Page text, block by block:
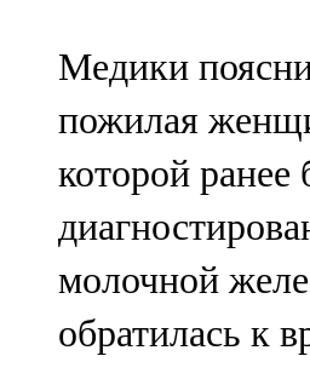
107,0 FM
Яр Чаллы
105,5 FM
Медики
пожилая
которой ранее
молочной
обратилась к